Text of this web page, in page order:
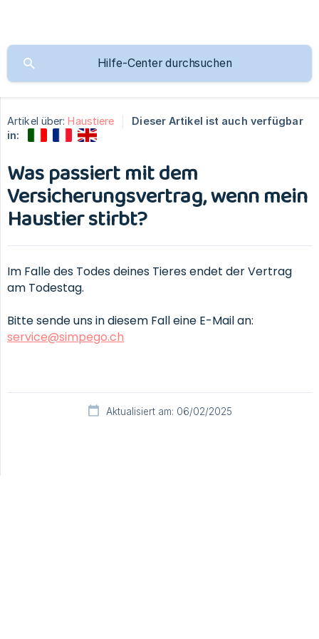
Artikel über: Haustiere
Dieser Artikel ist auch verfügbar
in:
Was passiert mit dem
Versicherungsvertrag, wenn mein
Haustier stirbt?
Im Falle des Todes deines Tieres endet der Vertrag
am Todestag.
Bitte sende uns in diesem Fall eine E-Mail an:
service@simpego.ch
Aktualisiert am: 06/02/2025